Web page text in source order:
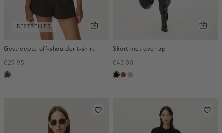
BESTSELLER
Gestreepte off-shoulder t-shirt
€29.95
choco
Skort met overlap
€45.00
zwart
bruintaupe,